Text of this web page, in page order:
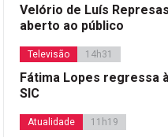
Velório de Luís
aberto ao público
Televisão 14h31
Fátima Lopes regressa
SIC
Atualidade 11h19